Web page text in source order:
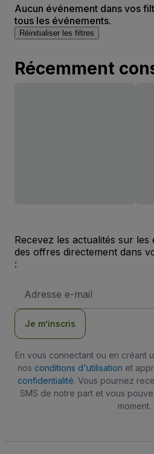
Aucun événement dans vos
tous les événements.
Réinitialiser les filtres
Récemment
Recevez les actualités sur les
des offres directement dans
:
e-
Je m’inscris
En vous connectant ou en créant
nos conditions d'utilisation et
confidentialité. Vous pourriez
SMS de notre part et vous
moment.